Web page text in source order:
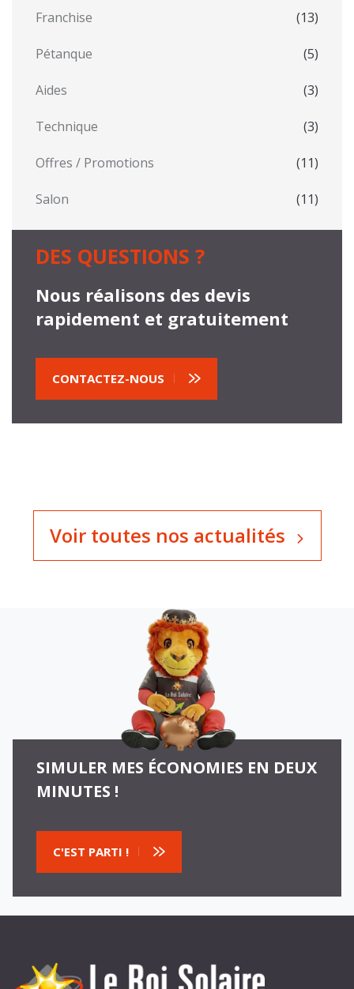
Franchise (13)
Pétanque (5)
Aides (3)
Technique (3)
Offres / Promotions (11)
Salon (11)
DES QUESTIONS ?
Nous réalisons des devis
rapidement et gratuitement
CONTACTEZ-NOUS
Voir toutes nos actualités
SIMULER MES ÉCONOMIES EN DEUX
MINUTES !
C'EST PARTI !